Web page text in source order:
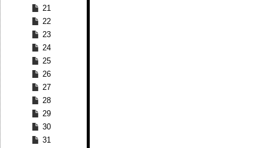
21
22
23
24
25
26
27
28
29
30
31